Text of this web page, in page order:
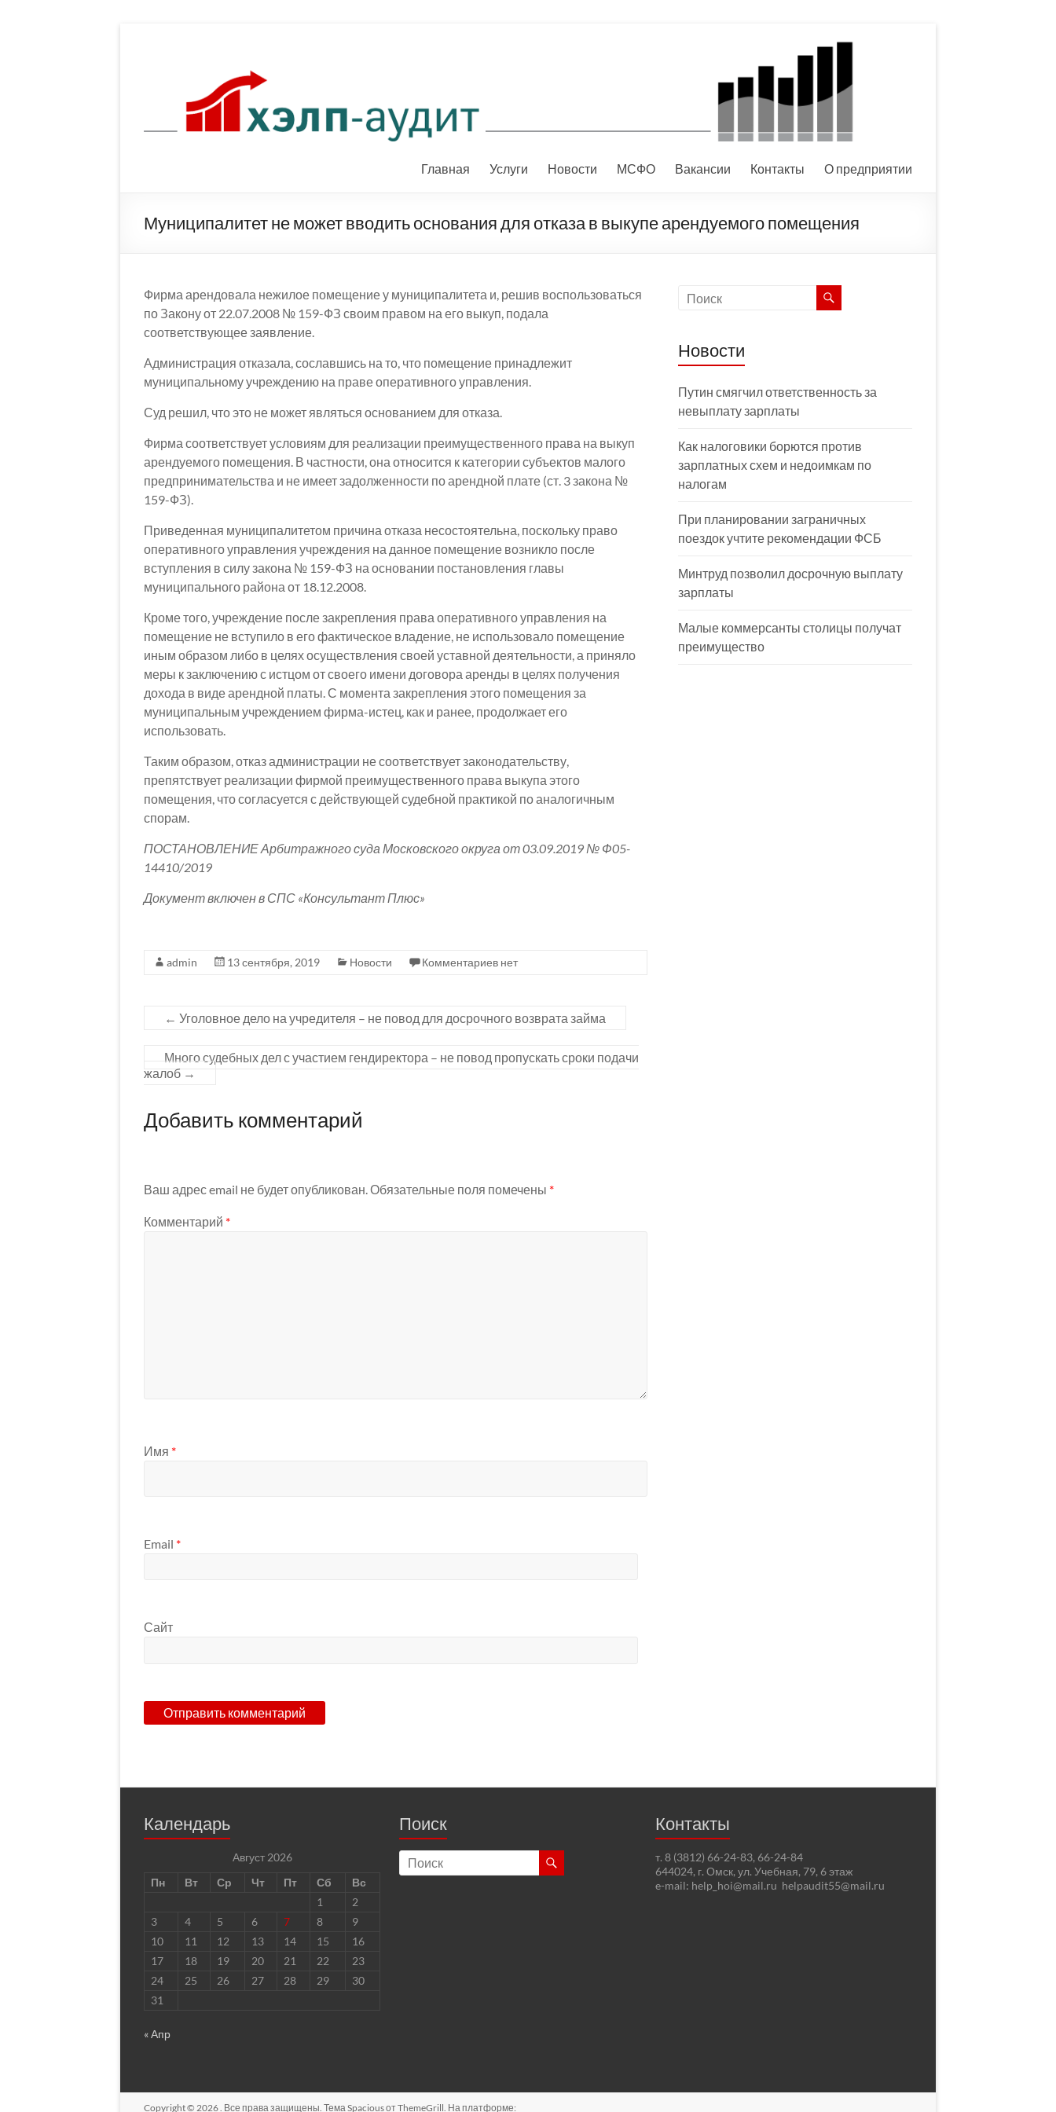
Главная Услуги Новости МСФО Вакансии Контакты О предприятии
Муниципалитет не может вводить основания для отказа в выкупе арендуемого помещения
Фирма арендовала нежилое помещение у муниципалитета и, решив воспользоваться
по Закону от 22.07.2008 № 159-ФЗ своим правом на его выкуп, подала
соответствующее заявление.
Администрация отказала, сославшись на то, что помещение принадлежит
муниципальному учреждению на праве оперативного управления.
Суд решил, что это не может являться основанием для отказа.
Фирма соответствует условиям для реализации преимущественного права на выкуп
арендуемого помещения. В частности, она относится к категории субъектов малого
предпринимательства и не имеет задолженности по арендной плате (ст. 3 закона №
159-ФЗ).
Приведенная муниципалитетом причина отказа несостоятельна, поскольку право
оперативного управления учреждения на данное помещение возникло после
вступления в силу закона № 159-ФЗ на основании постановления главы
муниципального района от 18.12.2008.
Кроме того, учреждение после закрепления права оперативного управления на
помещение не вступило в его фактическое владение, не использовало помещение
иным образом либо в целях осуществления своей уставной деятельности, а приняло
меры к заключению с истцом от своего имени договора аренды в целях получения
дохода в виде арендной платы. С момента закрепления этого помещения за
муниципальным учреждением фирма-истец, как и ранее, продолжает его
использовать.
Таким образом, отказ администрации не соответствует законодательству,
препятствует реализации фирмой преимущественного права выкупа этого
помещения, что согласуется с действующей судебной практикой по аналогичным
спорам.
ПОСТАНОВЛЕНИЕ Арбитражного суда Московского округа от 03.09.2019 № Ф05-
14410/2019
Документ включен в СПС «Консультант Плюс»
admin 13 сентября, 2019 Новости Комментариев нет
← Уголовное дело на учредителя – не повод для досрочного возврата займа
Много судебных дел с участием гендиректора – не повод пропускать сроки подачи
жалоб →
Добавить комментарий
Ваш адрес email не будет опубликован. Обязательные поля помечены *
Комментарий *
Имя *
Email *
Сайт
Новости
Путин смягчил ответственность за
невыплату зарплаты
Как налоговики борются против
зарплатных схем и недоимкам по
налогам
При планировании заграничных
поездок учтите рекомендации ФСБ
Минтруд позволил досрочную выплату
зарплаты
Малые коммерсанты столицы получат
преимущество
Календарь
Август 2026
Пн
Вт Ср Чт Пт Сб
Вс
1
2
3
4 5 6 7 8
9
10
11 12 13 14 15
16
17
18 19 20 21 22
23
24
25 26 27 28 29
30
31
« Апр
Поиск Контакты
т. 8 (3812) 66-24-83, 66-24-84
644024, г. Омск, ул. Учебная, 79, 6 этаж
e-mail: help_hoi@mail.ru helpaudit55@mail.ru
Copyright © 2026 . Все права защищены. Тема Spaciousот ThemeGrill. На платформе: